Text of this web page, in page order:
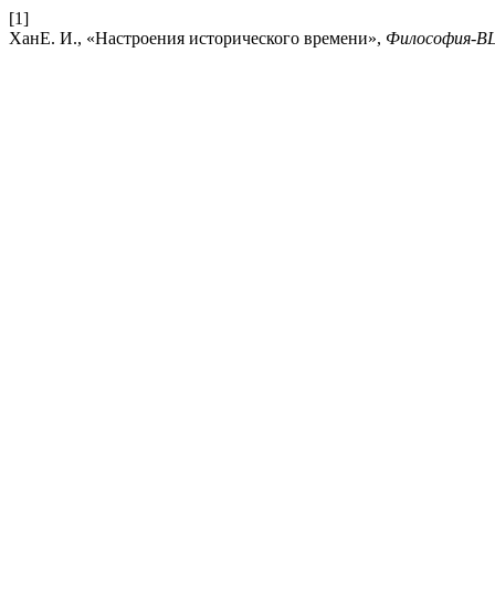
[1]
ХанЕ. И., «Настроения исторического времени», Философия-